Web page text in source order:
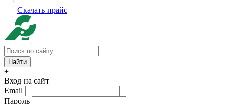
Скачать прайс
+
Вход на сайт
Email
Пароль